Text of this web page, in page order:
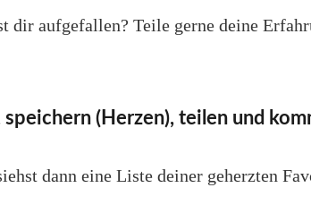
aufgefallen? Teile gerne deine
(Herzen), teilen und
dann eine Liste deiner geherzten